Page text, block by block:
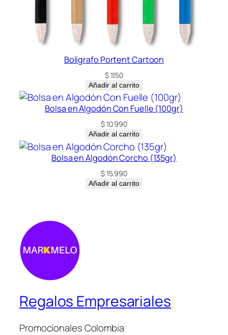
Bolígrafo Portent Cartoon
$1.150
Añadir al carrito
Bolsa en Algodón Con Fuelle (100gr)
$10.990
Añadir al carrito
Bolsa en Algodón Corcho (135gr)
$15.990
Añadir al carrito
Regalos Empresariales
Promocionales Colombia